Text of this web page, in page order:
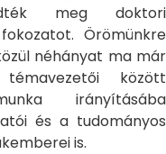
meg doktori
Örömünkre
néhányat ma már
között
irányításába
és a tudományos
is.